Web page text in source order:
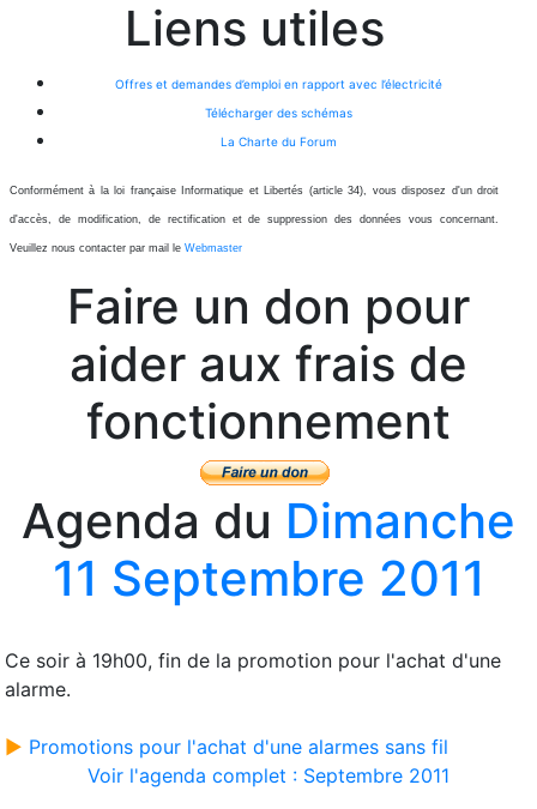
Liens utiles
Offres et demandes d’emploi en rapport avec l’électricité
Télécharger des schémas
La Charte du Forum
Conformément à la loi française Informatique et Libertés (article 34), vous disposez d'un droit
d'accès, de modification, de rectification et de suppression des données vous concernant.
Veuillez nous contacter par mail le Webmaster
Faire un don pour
aider aux frais de
fonctionnement
Agenda du Dimanche
11 Septembre 2011
Ce soir à 19h00, fin de la promotion pour l'achat d'une
alarme.
► Promotions pour l'achat d'une alarmes sans fil
Voir l'agenda complet : Septembre 2011